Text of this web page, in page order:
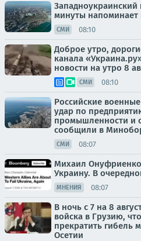
Западноукраинский
минуты напоминает
СМИ 08:10
Доброе утро,
канала
новости на утро 8
СМИ 08:10
Российские
удар по
промышленности и
сообщили в
СМИ 08:07
Михаил
Украину. В
МНЕНИЯ 08:07
В ночь с 7 на 8
войска в Грузию,
прекратить
Осетии